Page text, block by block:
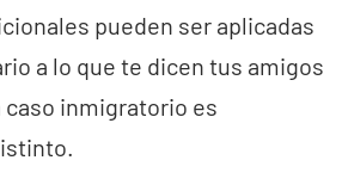
pueden ser aplicadas
a lo que te dicen tus amigos
caso inmigratorio es